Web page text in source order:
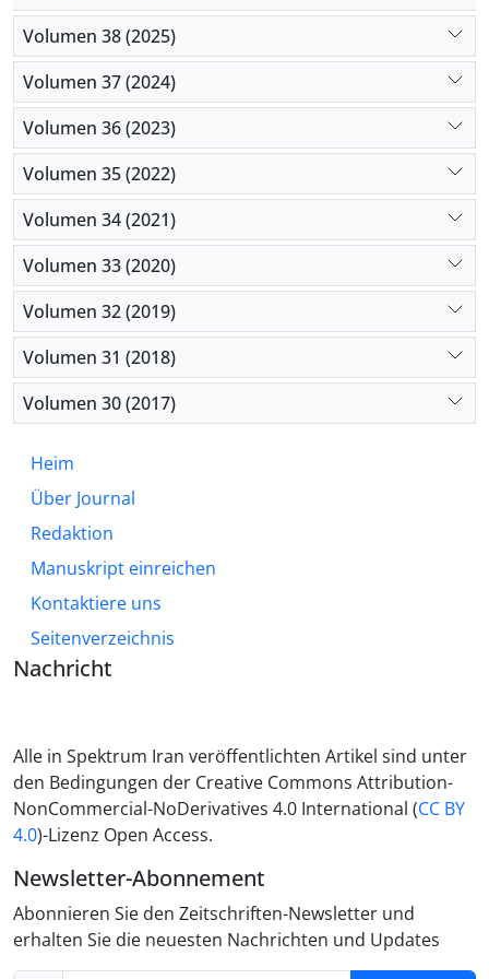
Volumen 38 (2025)
Volumen 37 (2024)
Volumen 36 (2023)
Volumen 35 (2022)
Volumen 34 (2021)
Volumen 33 (2020)
Volumen 32 (2019)
Volumen 31 (2018)
Volumen 30 (2017)
Heim
Über Journal
Redaktion
Manuskript einreichen
Kontaktiere uns
Seitenverzeichnis
Nachricht
Alle in Spektrum Iran veröffentlichten Artikel sind unter
den Bedingungen der Creative Commons Attribution-
NonCommercial-NoDerivatives 4.0 International (CC BY
4.0)-Lizenz Open Access.
Newsletter-Abonnement
Abonnieren Sie den Zeitschriften-Newsletter und
erhalten Sie die neuesten Nachrichten und Updates